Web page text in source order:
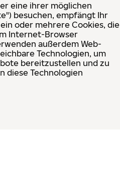
eine ihrer möglichen
besuchen, empfängt Ihr
oder mehrere Cookies, die
Internet-Browser
außerdem Web-
Technologien, um
bereitzustellen und zu
diese Technologien